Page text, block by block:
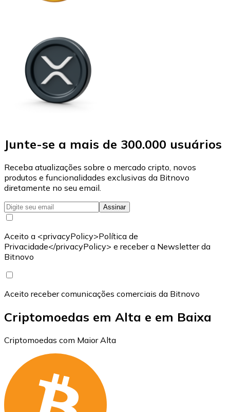
Junte-se a mais de 300.000 usuários
Receba atualizações sobre o mercado cripto, novos
produtos e funcionalidades exclusivas da Bitnovo
diretamente no seu email.
Assinar
Aceito a <privacyPolicy>Política de
Privacidade</privacyPolicy> e receber a Newsletter da
Bitnovo
Aceito receber comunicações comerciais da Bitnovo
Criptomoedas em Alta e em Baixa
Criptomoedas com Maior Alta